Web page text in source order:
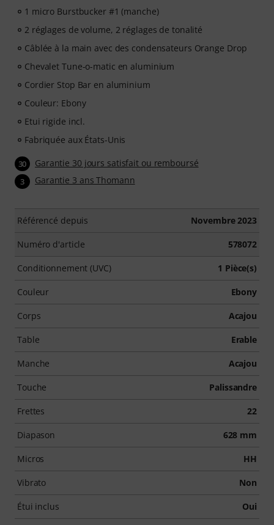
1 micro Burstbucker #1 (manche)
2 réglages de volume, 2 réglages de tonalité
Câblée à la main avec des condensateurs Orange Drop
Chevalet Tune-o-matic en aluminium
Cordier Stop Bar en aluminium
Couleur: Ebony
Etui rigide incl.
Fabriquée aux États-Unis
30 Garantie 30 jours satisfait ou remboursé
3 Garantie 3 ans Thomann
Référencé depuis Novembre 2023
Numéro d'article 578072
Conditionnement (UVC) 1 Pièce(s)
Couleur Ebony
Corps Acajou
Table Erable
Manche Acajou
Touche Palissandre
Frettes 22
Diapason 628 mm
Micros HH
Vibrato Non
Étui inclus Oui